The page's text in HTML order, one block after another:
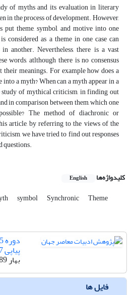
of myths and its evaluation in literary
in the process of development. However,
put theme, symbol, and motive into one
considered as a theme in one case can
another. Nevertheless, there is a vast
words, atlthough there is no consensus
meanings. For example how does a
a myth? When can a myth appear in a
of mythical criticism, in finding out
in comparison between them, which one
The method of diachronic or
article, by referring to the views of the
we have tried to find out responses
questions.
کلیدواژه‌ها English
symbol Synchronic Theme
پیاپی 57
بهار 1389
فایل ها